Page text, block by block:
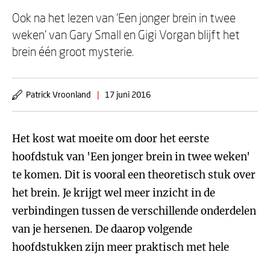
Ook na het lezen van 'Een jonger brein in twee
weken' van Gary Small en Gigi Vorgan blijft het
brein één groot mysterie.
Patrick Vroonland | 17 juni 2016
Het kost wat moeite om door het eerste
hoofdstuk van 'Een jonger brein in twee weken'
te komen. Dit is vooral een theoretisch stuk over
het brein. Je krijgt wel meer inzicht in de
verbindingen tussen de verschillende onderdelen
van je hersenen. De daarop volgende
hoofdstukken zijn meer praktisch met hele